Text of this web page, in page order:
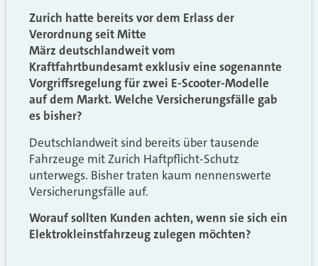
Zurich hatte bereits vor dem Erlass der
Verordnung seit Mitte
März deutschlandweit vom
Kraftfahrtbundesamt exklusiv eine sogenannte
Vorgriffsregelung für zwei E-Scooter-Modelle
auf dem Markt. Welche Versicherungsfälle gab
es bisher?
Deutschlandweit sind bereits über tausende
Fahrzeuge mit Zurich Haftpflicht-Schutz
unterwegs. Bisher traten kaum nennenswerte
Versicherungsfälle auf.
Worauf sollten Kunden achten, wenn sie sich ein
Elektrokleinstfahrzeug zulegen möchten?